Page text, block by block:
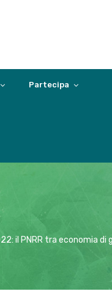
Partecipa
il PNRR tra economia